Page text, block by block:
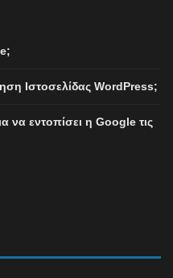
Ιστοσελίδας WordPress;
να εντοπίσει η Google τις